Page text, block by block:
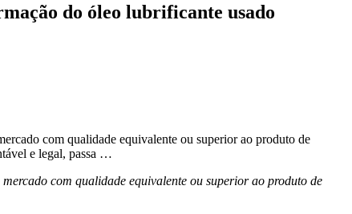
do óleo lubrificante usado
com qualidade equivalente ou superior ao produto de
e legal, passa …
com qualidade equivalente ou superior ao produto de